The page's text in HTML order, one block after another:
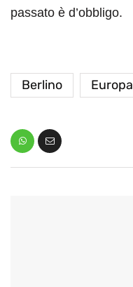
passato è d’obbligo.
Berlino Europa